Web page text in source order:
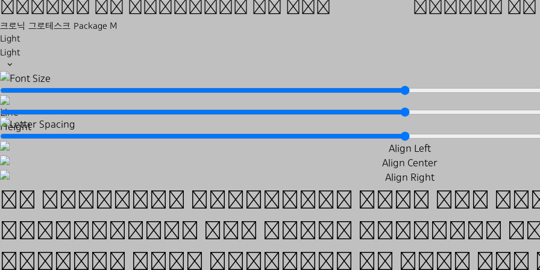
fonts. In addition to the
Polish to
크로닉 그로테스크 Package M
Light
Light
We conceive typefaces with two
approaches. Our first approach is
digging into history. We then mix